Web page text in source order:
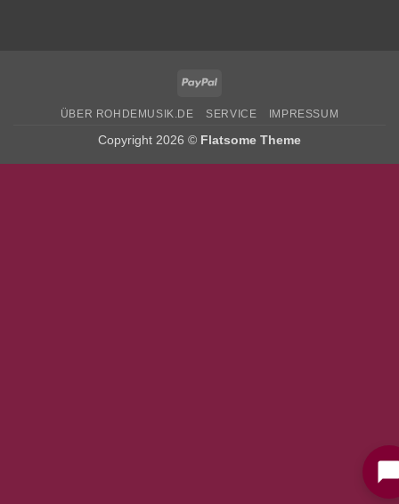
PayPal
ÜBER ROHDEMUSIK.DE SERVICE IMPRESSUM
Copyright 2026 © Flatsome Theme